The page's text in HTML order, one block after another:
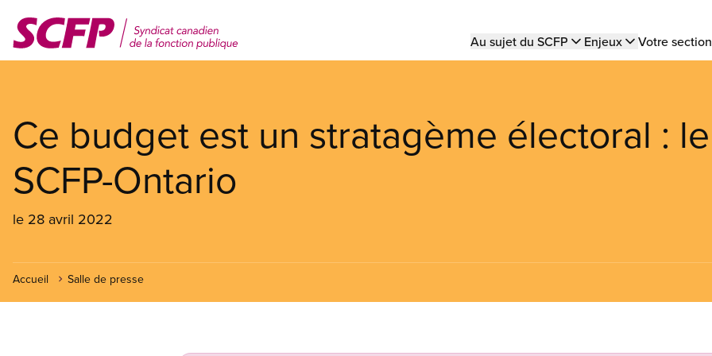
contenu
Main
Au sujet du SCFP Enjeux Votre
Ce budget est un stratagème électoral : le
SCFP-Ontario
le 28 avril 2022
Accueil Salle de presse